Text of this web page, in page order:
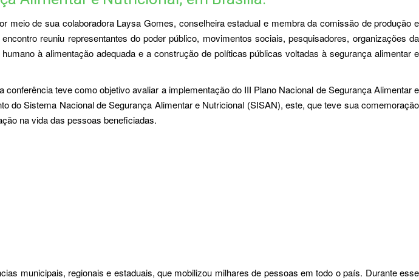
de sua colaboradora Laysa Gomes, conselheira estadual e membra da comissão de produção e
reuniu representantes do poder público, movimentos sociais, pesquisadores, organizações da
à alimentação adequada e a construção de políticas públicas voltadas à segurança alimentar e
teve como objetivo avaliar a implementação do III Plano Nacional de Segurança Alimentar e
Sistema Nacional de Segurança Alimentar e Nutricional (SISAN), este, que teve sua comemoração
na vida das pessoas beneficiadas.
municipais, regionais e estaduais, que mobilizou milhares de pessoas em todo o país. Durante esse